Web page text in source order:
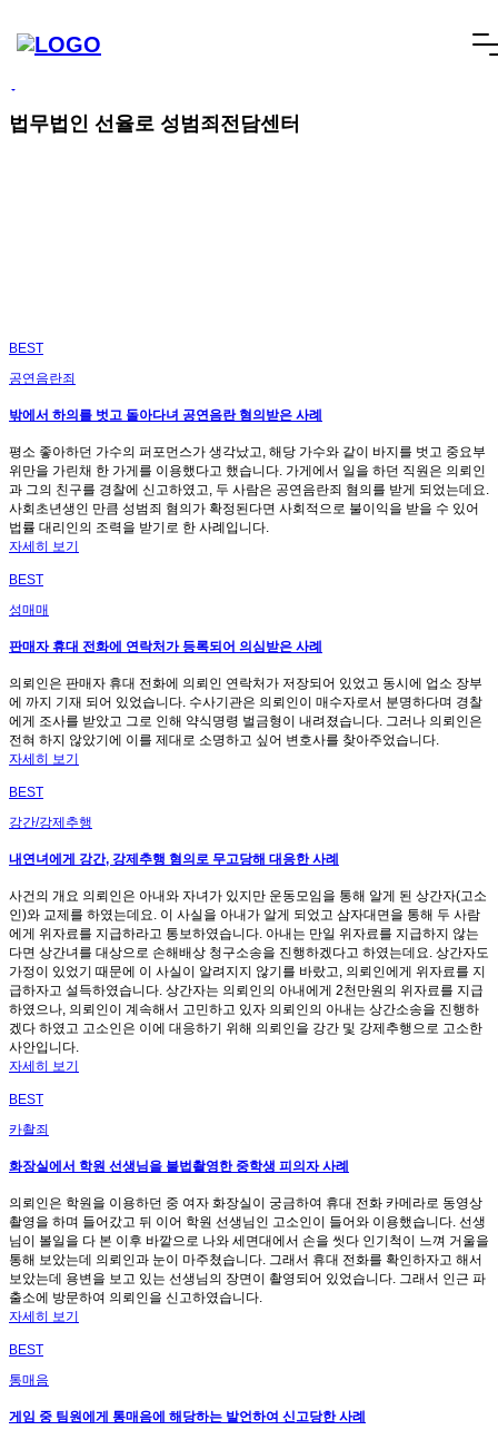
빠른상담 1670-6681
메
건
너
뛰
SCROLL DOWN
법무법인 선율로 성범죄전담센터
BEST
공연음란죄
밖에서 하의를 벗고 돌아다녀 공연음란 혐의받은 사례
평소 좋아하던 가수의 퍼포먼스가 생각났고, 해당 가수와 같이 바지를 벗고 중요부
위만을 가린채 한 가게를 이용했다고 했습니다. 가게에서 일을 하던 직원은 의뢰인
과 그의 친구를 경찰에 신고하였고, 두 사람은 공연음란죄 혐의를 받게 되었는데요.
사회초년생인 만큼 성범죄 혐의가 확정된다면 사회적으로 불이익을 받을 수 있어
법률 대리인의 조력을 받기로 한 사례입니다.
자세히 보기
BEST
성매매
판매자 휴대 전화에 연락처가 등록되어 의심받은 사례
의뢰인은 판매자 휴대 전화에 의뢰인 연락처가 저장되어 있었고 동시에 업소 장부
에 까지 기재 되어 있었습니다. 수사기관은 의뢰인이 매수자로서 분명하다며 경찰
에게 조사를 받았고 그로 인해 약식명령 벌금형이 내려졌습니다. 그러나 의뢰인은
전혀 하지 않았기에 이를 제대로 소명하고 싶어 변호사를 찾아주었습니다.
자세히 보기
BEST
강간/강제추행
내연녀에게 강간, 강제추행 혐의로 무고당해 대응한 사례
사건의 개요 의뢰인은 아내와 자녀가 있지만 운동모임을 통해 알게 된 상간자(고소
인)와 교제를 하였는데요. 이 사실을 아내가 알게 되었고 삼자대면을 통해 두 사람
에게 위자료를 지급하라고 통보하였습니다. 아내는 만일 위자료를 지급하지 않는
다면 상간녀를 대상으로 손해배상 청구소송을 진행하겠다고 하였는데요. 상간자도
가정이 있었기 때문에 이 사실이 알려지지 않기를 바랐고, 의뢰인에게 위자료를 지
급하자고 설득하였습니다. 상간자는 의뢰인의 아내에게 2천만원의 위자료를 지급
하였으나, 의뢰인이 계속해서 고민하고 있자 의뢰인의 아내는 상간소송을 진행하
겠다 하였고 고소인은 이에 대응하기 위해 의뢰인을 강간 및 강제추행으로 고소한
사안입니다.
자세히 보기
BEST
카촬죄
화장실에서 학원 선생님을 불법촬영한 중학생 피의자 사례
의뢰인은 학원을 이용하던 중 여자 화장실이 궁금하여 휴대 전화 카메라로 동영상
촬영을 하며 들어갔고 뒤 이어 학원 선생님인 고소인이 들어와 이용했습니다. 선생
님이 볼일을 다 본 이후 바깥으로 나와 세면대에서 손을 씻다 인기척이 느껴 거울을
통해 보았는데 의뢰인과 눈이 마주쳤습니다. 그래서 휴대 전화를 확인하자고 해서
보았는데 용변을 보고 있는 선생님의 장면이 촬영되어 있었습니다. 그래서 인근 파
출소에 방문하여 의뢰인을 신고하였습니다.
자세히 보기
BEST
통매음
게임 중 팀원에게 통매음에 해당하는 발언하여 신고당한 사례